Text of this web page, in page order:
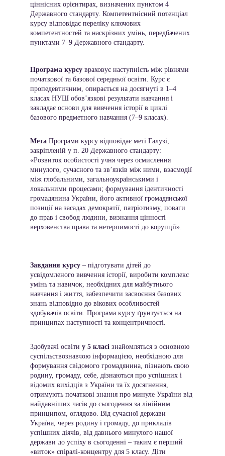
ціннісних орієнтирах, визначених пунктом 4
Державного стандарту. Компетентнісний потенціал
курсу відповідає переліку ключових
компетентностей та наскрізних умінь, передбачених
пунктами 7–9 Державного стандарту.
Програма курсу враховує наступність між рівнями
початкової та базової середньої освіти. Курс є
пропедевтичним, опирається на досягнуті в 1–4
класах НУШ обов’язкові результати навчання і
закладає основи для вивчення історії в циклі
базового предметного навчання (7–9 класах).
Мета Програми курсу відповідає меті Галузі,
закріпленій у п. 20 Державного стандарту:
«Розвиток особистості учня через осмислення
минулого, сучасного та зв’язків між ними, взаємодії
між глобальними, загальноукраїнськими і
локальними процесами; формування ідентичності
громадянина України, його активної громадянської
позиції на засадах демократії, патріотизму, поваги
до прав і свобод людини, визнання цінності
верховенства права та нетерпимості до корупції».
Завдання курсу – підготувати дітей до
усвідомленого вивчення історії, виробити комплекс
умінь та навичок, необхідних для майбутнього
навчання і життя, забезпечити засвоєння базових
знань відповідно до вікових особливостей
здобувачів освіти. Програма курсу ґрунтується на
принципах наступності та концентричності.
Здобувачі освіти у 5 класі знайомляться з основною
суспільствознавчою інформацією, необхідною для
формування свідомого громадянина, пізнають свою
родину, громаду, себе, дізнаються про успішних і
відомих вихідців з України та їх досягнення,
отримують початкові знання про минуле України від
найдавніших часів до сьогодення за лінійним
принципом, оглядово. Від сучасної держави
Україна, через родину і громаду, до прикладів
успішних діячів, від давнього минулого нашої
держави до успіху в сьогоденні – таким є перший
«виток» спіралі-концентру для 5 класу. Діти